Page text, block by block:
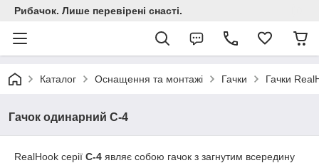
Рибачок. Лише перевірені снасті.
Каталог Оснащення та монтажі Гачки Гачки
Гачок одинарний C-4
RealHook серії С-4 являє собою гачок з загнутим всередину